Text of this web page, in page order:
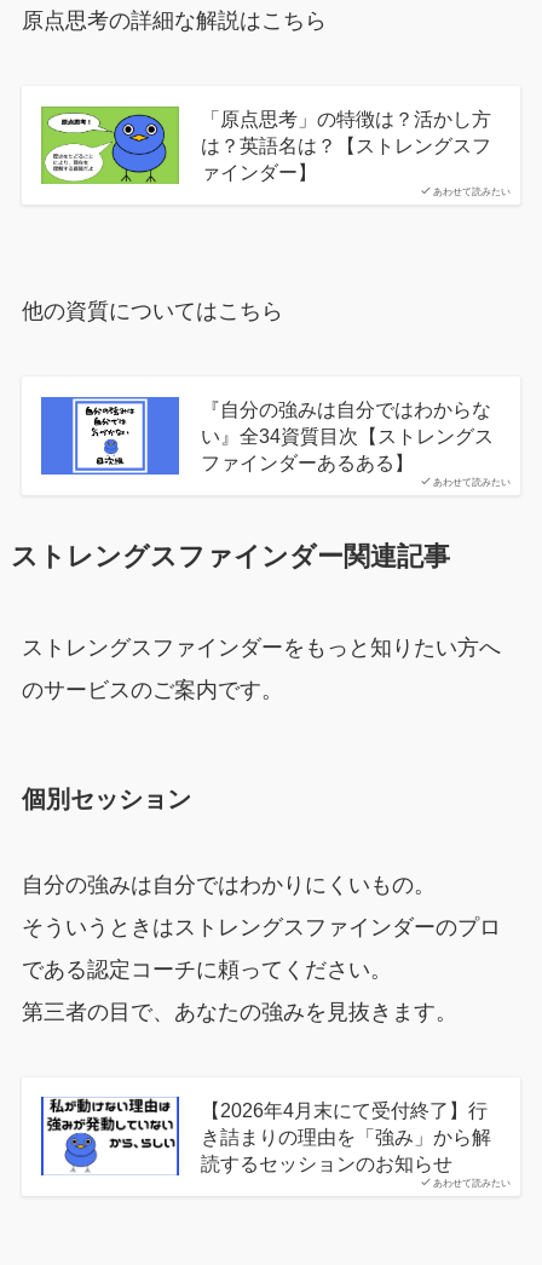
原点思考の詳細な解説はこちら
あわせて読みたい
「原点思考」の特徴は？活かし方
は？英語名は？【ストレングスフ
ァインダー】
他の資質についてはこちら
あわせて読みたい
『自分の強みは自分ではわからな
い』全34資質目次【ストレングス
ファインダーあるある】
ストレングスファインダー関連記事
ストレングスファインダーをもっと知りたい方へ
のサービスのご案内です。
個別セッション
自分の強みは自分ではわかりにくいもの。
そういうときはストレングスファインダーのプロ
である認定コーチに頼ってください。
第三者の目で、あなたの強みを見抜きます。
あわせて読みたい
【2026年4月末にて受付終了】行
き詰まりの理由を「強み」から解
読するセッションのお知らせ